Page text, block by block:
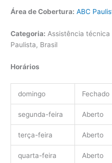
Área de Cobertura: ABC
Categoria: Assistência
Paulista, Brasil
Horários
domingo Fechado
segunda-feira Aberto
terça-feira Aberto
quarta-feira Aberto